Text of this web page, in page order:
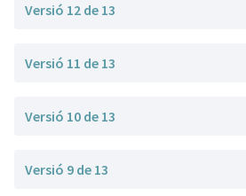
Versió 12 de 13
Versió 11 de 13
Versió 10 de 13
Versió 9 de 13